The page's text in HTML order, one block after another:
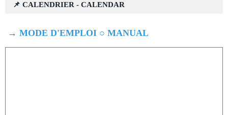
📌 CALENDRIER - CALENDAR
→ MODE D'EMPLOI ○ MANUAL